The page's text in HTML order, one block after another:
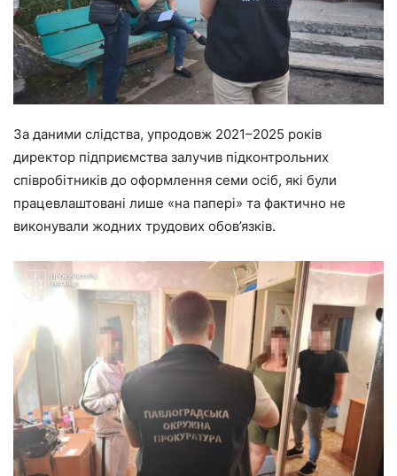
За даними слідства, упродовж 2021–2025 років
директор підприємства залучив підконтрольних
співробітників до оформлення семи осіб, які були
працевлаштовані лише «на папері» та фактично не
виконували жодних трудових обов’язків.